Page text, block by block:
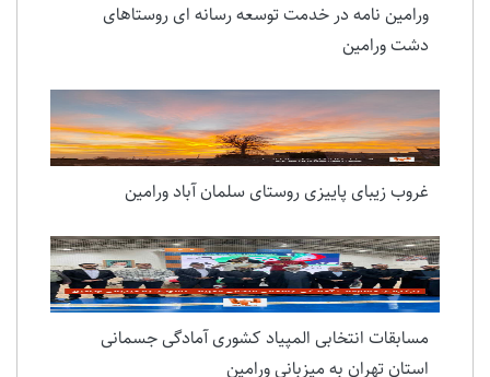
ورامین نامه در خدمت توسعه رسانه ای روستاهای
دشت ورامین
غروب زیبای پاییزی روستای سلمان آباد ورامین
مسابقات انتخابی المپیاد کشوری آمادگی جسمانی
استان تهران به میزبانی ورامین